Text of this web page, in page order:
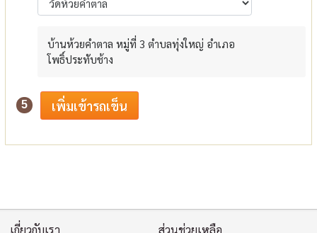
บ้านห้วยคำตาล หมู่ที่ 3 ตำบลทุ่งใหญ่ อำเภอ
โพธิ์ประทับช้าง
5
เกี่ยวกับเรา ส่วนช่วยเหลือ